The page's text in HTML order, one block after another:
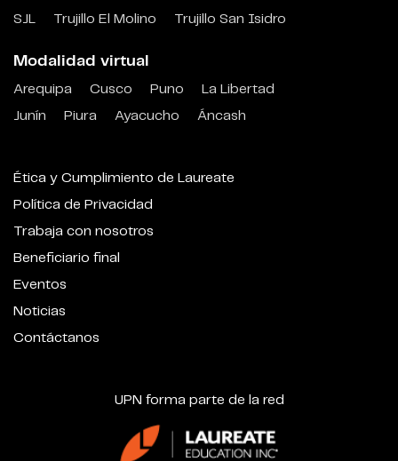
SJL
Trujillo El Molino Trujillo San Isidro
Modalidad virtual
Arequipa Cusco Puno
La Libertad
Junín
Piura Ayacucho Áncash
Ética y Cumplimiento de Laureate
Política de Privacidad
Trabaja con nosotros
Beneficiario final
Eventos
Noticias
Contáctanos
UPN forma parte de la red